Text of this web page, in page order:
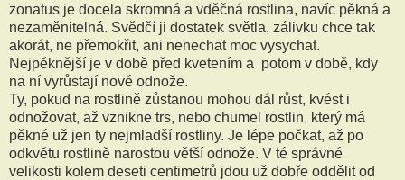
zonatus je docela skromná a vděčná rostlina, navíc pěkná a
nezaměnitelná. Svědčí ji dostatek světla, zálivku chce tak
akorát, ne přemokřit, ani nenechat moc vysychat.
Nejpěknější je v době před kvetením a potom v době, kdy
na ní vyrůstají nové odnože.
Ty, pokud na rostlině zůstanou mohou dál růst, kvést i
odnožovat, až vznikne trs, nebo chumel rostlin, který má
pěkné už jen ty nejmladší rostliny. Je lépe počkat, až po
odkvětu rostlině narostou větší odnože. V té správné
velikosti kolem deseti centimetrů jdou už dobře oddělit od